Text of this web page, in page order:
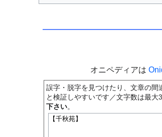
オニペディアは
誤字・脱字を見つけたり、文章の
と検証しやすいです／文字数は最
下さい。